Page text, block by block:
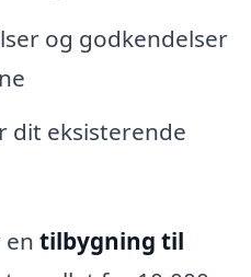
og godkendelser
dit eksisterende
en tilbygning til